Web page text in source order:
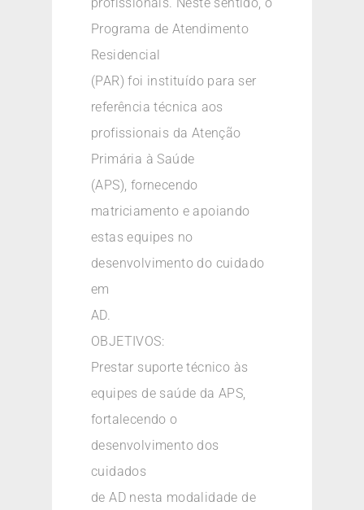
profissionais. Neste sentido, o
Programa de Atendimento
Residencial
(PAR) foi instituído para ser
referência técnica aos
profissionais da Atenção
Primária à Saúde
(APS), fornecendo
matriciamento e apoiando
estas equipes no
desenvolvimento do cuidado
em
AD.
OBJETIVOS:
Prestar suporte técnico às
equipes de saúde da APS,
fortalecendo o
desenvolvimento dos
cuidados
de AD nesta modalidade de